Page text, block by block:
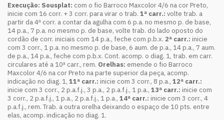
Execução: Sousplat: com o fio Barroco Maxcolor 4/6 na cor Preto,
inicie com 16 corr. + 3 corr. para virar o trab. 1ª carr.: volte trab. a
partir da 4ª corr. a contar da agulha com 6 p.a. no mesmo p. de base,
14 p.a., 7 p.a. no mesmo p. de base, volte trab. do lado oposto do
cordão de corr. iniciais com 14 p.a., feche com p.b.x. 2ª carr.: inicie
com 3 corr., 1 p.a. no mesmo p. de base, 6 aum. de p.a., 14 p.a., 7 aum.
de p.a., 14 p.a., feche com p.b.x. Cont. acomp. o diag. 1, trab. em carr.
circulares até a 10ª carr., rem. Orelhas: emende o fio Barroco
Maxcolor 4/6 na cor Preto na parte superior da peça, acomp.
indicação no diag. 1, 11ª carr.: inicie com 3 corr., 8 p.a., 12ª carr.:
inicie com 3 corr., 2 p.a.f.j., 3 p.a., 2 p.a.f.j., 1 p.a., 13ª carr.: inicie com
3 corr., 2 p.a.f.j., 1 p.a., 2 p.a.f.j., 1 p.a., 14ª carr.: inicie com 3 corr., 4
p.a.f.j., rem. Trab. a outra orelha deixando o espaço de 10 pts. entre
elas, acomp. indicação no diag. 1.